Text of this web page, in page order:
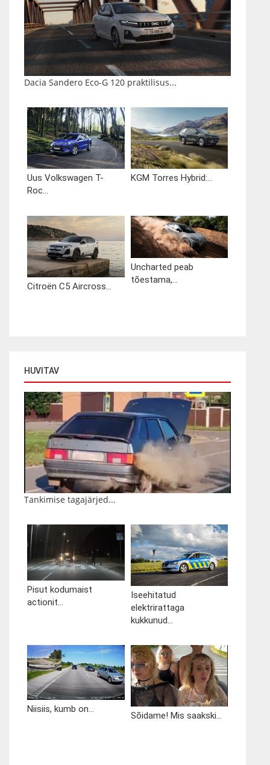
Dacia Sandero Eco-G 120 praktilisus...
Uus Volkswagen T-
Roc...
KGM Torres Hybrid:...
Citroën C5 Aircross...
Uncharted peab
tõestama,...
HUVITAV
Tankimise tagajärjed...
Pisut kodumaist
actionit...
Iseehitatud
elektrirattaga
kukkunud...
Niisiis, kumb on...
Sõidame! Mis saakski...